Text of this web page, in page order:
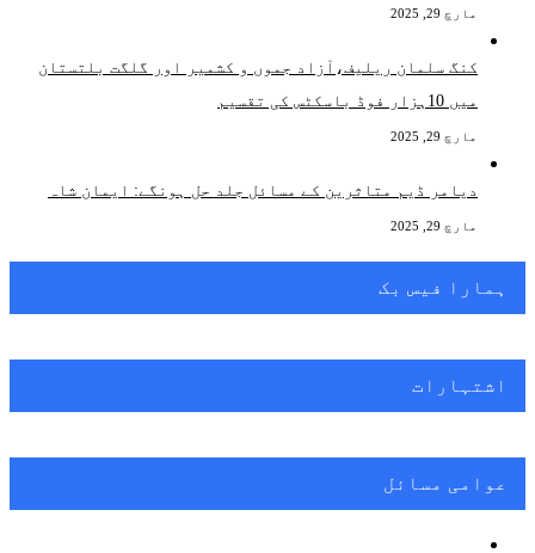
مارچ 29, 2025
کنگ سلمان ریلیف،آزاد جموں و کشمیر اور گلگت بلتستان
میں 10ہزار فوڈ باسکٹس کی تقسیم
مارچ 29, 2025
دیامر ڈیم متاثرین کے مسائل جلد حل ہونگے: ایمان شاہ
مارچ 29, 2025
ہمارا فیس بک
اشتہارات
عوامی مسائل